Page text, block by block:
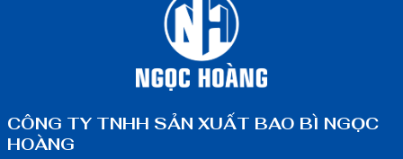
CÔNG TY TNHH SẢN XUẤT BAO BÌ NGỌC
HOÀNG